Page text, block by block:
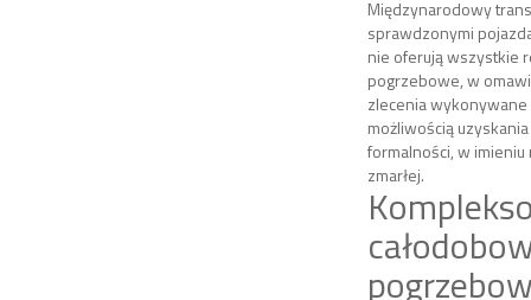
Międzynarodowy
sprawdzonymi
nie oferują wszystkie
pogrzebowe, w
zlecenia
możliwością
formalności, w
zmarłej.